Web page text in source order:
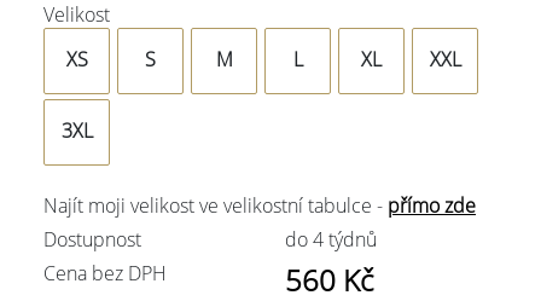
Velikost
XS
S M L XL XXL
3XL
Najít moji velikost ve velikostní tabulce - přímo zde
Dostupnost
do 4 týdnů
Cena bez DPH
560 Kč